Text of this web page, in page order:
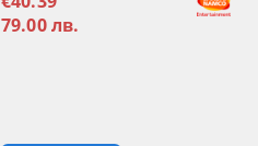
79.00 лв.